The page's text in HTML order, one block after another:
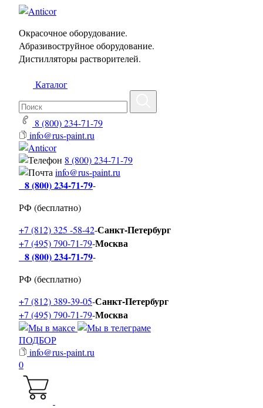
Окрасочное оборудование.
Абразивоструйное оборудование.
Дистилляторы растворителей.
Каталог
8 (800) 234-71-79
info@rus-paint.ru
8 (800) 234-71-79
info@rus-paint.ru
8 (800) 234-71-79-
РФ (бесплатно)
+7 (812) 325 -58-42-Санкт-Петербург
+7 (495) 790-71-79-Москва
8 (800) 234-71-79-
РФ (бесплатно)
+7 (812) 389-39-05-Санкт-Петербург
+7 (495) 790-71-79-Москва
ПОДБОР
info@rus-paint.ru
0